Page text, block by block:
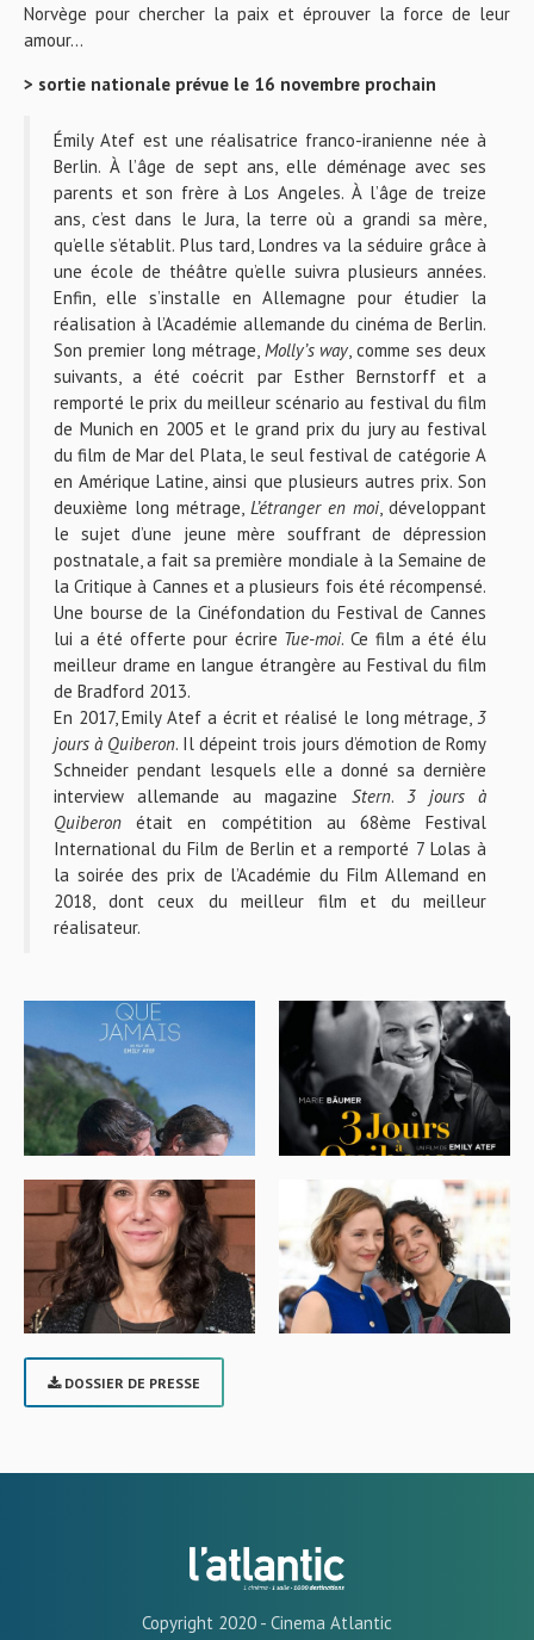
Norvège pour chercher la paix et éprouver la force de leur
amour…
> sortie nationale prévue le 16 novembre prochain
Émily Atef est une réalisatrice franco-iranienne née à
Berlin. À l’âge de sept ans, elle déménage avec ses
parents et son frère à Los Angeles. À l’âge de treize
ans, c’est dans le Jura, la terre où a grandi sa mère,
qu’elle s’établit. Plus tard, Londres va la séduire grâce à
une école de théâtre qu’elle suivra plusieurs années.
Enfin, elle s’installe en Allemagne pour étudier la
réalisation à l’Académie allemande du cinéma de Berlin.
Son premier long métrage, Molly’s way, comme ses deux
suivants, a été coécrit par Esther Bernstorff et a
remporté le prix du meilleur scénario au festival du film
de Munich en 2005 et le grand prix du jury au festival
du film de Mar del Plata, le seul festival de catégorie A
en Amérique Latine, ainsi que plusieurs autres prix. Son
deuxième long métrage, L’étranger en moi, développant
le sujet d’une jeune mère souffrant de dépression
postnatale, a fait sa première mondiale à la Semaine de
la Critique à Cannes et a plusieurs fois été récompensé.
Une bourse de la Cinéfondation du Festival de Cannes
lui a été offerte pour écrire Tue-moi. Ce film a été élu
meilleur drame en langue étrangère au Festival du film
de Bradford 2013.
En 2017, Emily Atef a écrit et réalisé le long métrage, 3
jours à Quiberon. Il dépeint trois jours d’émotion de Romy
Schneider pendant lesquels elle a donné sa dernière
interview allemande au magazine Stern. 3 jours à
Quiberon
était en compétition au 68èmeFestival
International du Film de Berlin et a remporté 7 Lolas à
la soirée des prix de l’Académie du Film Allemand en
2018, dont ceux du meilleur film et du meilleur
réalisateur.
DOSSIER DE PRESSE
Copyright 2020 - Cinema Atlantic